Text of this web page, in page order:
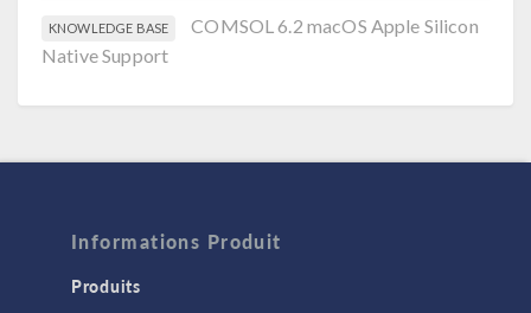
KNOWLEDGE BASE
COMSOL 6.2 macOS Apple Silicon
Native Support
Informations Produit
Produits